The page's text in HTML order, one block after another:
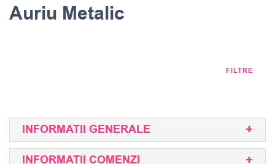
Auriu Metalic
FILTRE
INFORMATII GENERALE
INFORMATII COMENZI